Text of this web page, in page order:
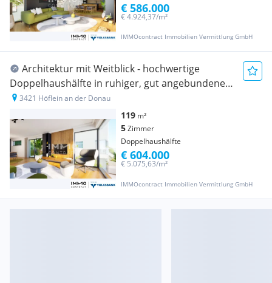
IMMOcontract Immobilien Vermittlung GmbH
€ 4.924,37/m²
€ 586.000
Architektur mit Weitblick - hochwertige
Doppelhaushälfte in ruhiger, gut angebundener
Lage
3421 Höflein an der Donau
119 m²
5Zimmer
Doppelhaushälfte
IMMOcontract Immobilien Vermittlung GmbH
€ 5.075,63/m²
€ 604.000